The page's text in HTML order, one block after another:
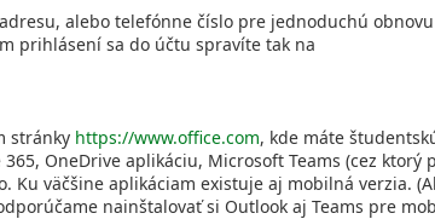
alebo telefónne číslo pre jednoduchú
prihlásení sa do účtu spravíte tak na
stránky https://www.office.com, kde máte
OneDrive aplikáciu, Microsoft Teams (cez ktorý
Ku väčšine aplikáciam existuje aj mobilná verzia.
nainštalovať si Outlook aj Teams pre